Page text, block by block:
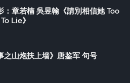
：章若楠 吳昱翰《請別相信她 Too
Lie》
之山炮扶上墙》唐鉴军 句号